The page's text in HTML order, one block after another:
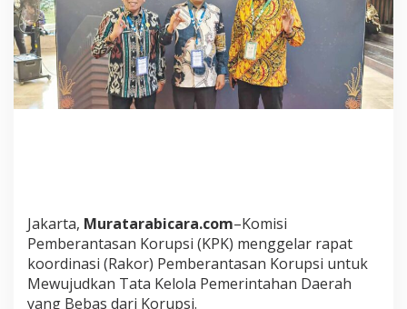
a
k
i
l
B
p
i
R
w
a
s
Jakarta, Muratarabicara.com–Komisi
Pemberantasan Korupsi (KPK) menggelar rapat
koordinasi (Rakor) Pemberantasan Korupsi untuk
Mewujudkan Tata Kelola Pemerintahan Daerah
yang Bebas dari Korupsi.